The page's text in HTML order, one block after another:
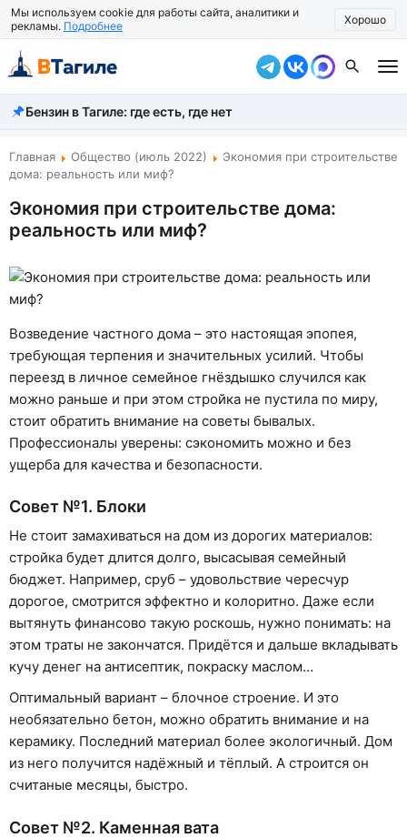
Мы используем cookie для работы сайта, аналитики и
рекламы. Подробнее Хорошо
Все новости
Происшествия
Власть
Жизнь
Экономика
Общество
Рассказать новость
Бензин в Тагиле: где есть, где нет
Главная Общество (июль 2022)
Экономия при строительстве
дома: реальность или миф?
Экономия при строительстве дома:
реальность или миф?
Возведение частного дома – это настоящая эпопея,
требующая терпения и значительных усилий. Чтобы
переезд в личное семейное гнёздышко случился как
можно раньше и при этом стройка не пустила по миру,
стоит обратить внимание на советы бывалых.
Профессионалы уверены: сэкономить можно и без
ущерба для качества и безопасности.
Совет №1. Блоки
Не стоит замахиваться на дом из дорогих материалов:
стройка будет длится долго, высасывая семейный
бюджет. Например, сруб – удовольствие чересчур
дорогое, смотрится эффектно и колоритно. Даже если
вытянуть финансово такую роскошь, нужно понимать: на
этом траты не закончатся. Придётся и дальше вкладывать
кучу денег на антисептик, покраску маслом…
Оптимальный вариант – блочное строение. И это
необязательно бетон, можно обратить внимание и на
керамику. Последний материал более экологичный. Дом
из него получится надёжный и тёплый. А строится он
считаные месяцы, быстро.
Совет №2. Каменная вата